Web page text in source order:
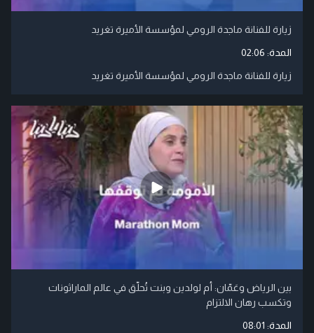
زيارة للفنانة ماجدة الرومي لمؤسسة الأميرة تغريد
المدة: 02:06
زيارة للفنانة ماجدة الرومي لمؤسسة الأميرة تغريد
بين الرياض وعَمّان: أم لولدين وبنت تُحلّق في عالم الماراثونات
وتكسب رهان الالتزام
المدة: 08:01